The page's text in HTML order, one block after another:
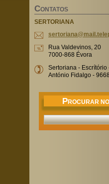
CONTATOS
SERTORIANA
sertoriana@mail.
Rua Valdevinos, 20
7000-868 Évora
Sertoriana - Escrítório
António Fidalgo -
PROCURAR